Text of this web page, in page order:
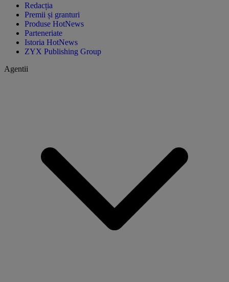
Redacția
Premii și granturi
Produse HotNews
Parteneriate
Istoria HotNews
ZYX Publishing Group
Agentii